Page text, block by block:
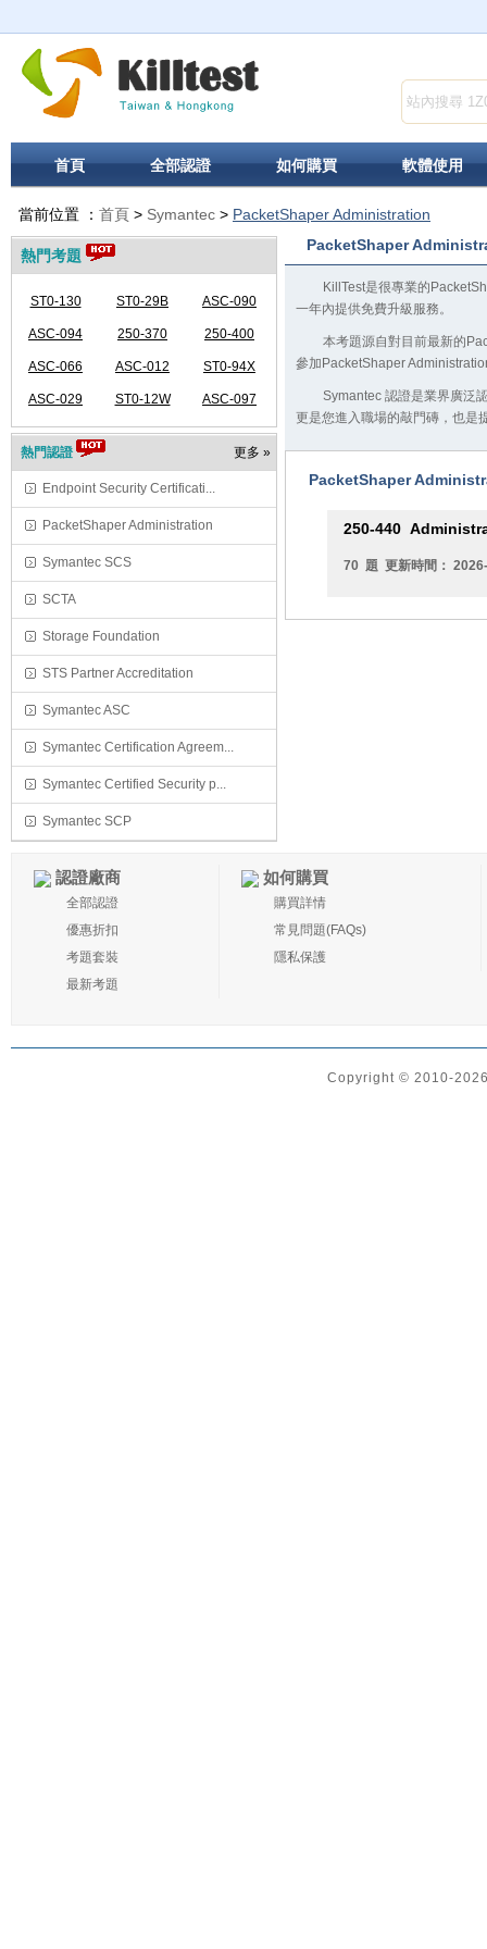
首頁 全部認證 如何購買 軟體使用
當前位置 ： 首頁 > Symantec > PacketShaper Administration
熱門考題
ST0-130 ST0-29B ASC-090
ASC-094 250-370 250-400
ASC-066 ASC-012 ST0-94X
ASC-029 ST0-12W ASC-097
更多 »
熱門認證
Endpoint Security Certificati...
PacketShaper Administration
Symantec SCS
SCTA
Storage Foundation
STS Partner Accreditation
Symantec ASC
Symantec Certification Agreem...
Symantec Certified Security p...
Symantec SCP
PacketShaper
KillTest是很專業的
一年內提供免費升級服務。
本考題源自對目前最新的
參加PacketShaper
Symantec 認證是業界廣泛
更是您進入職場的敲門磚，也是
PacketShaper
250-440
70 題 更新時間：
認證廠商
全部認證
優惠折扣
考題套裝
最新考題
如何購買
購買詳情
常見問題(FAQs)
隱私保護
Copyright © 2010-